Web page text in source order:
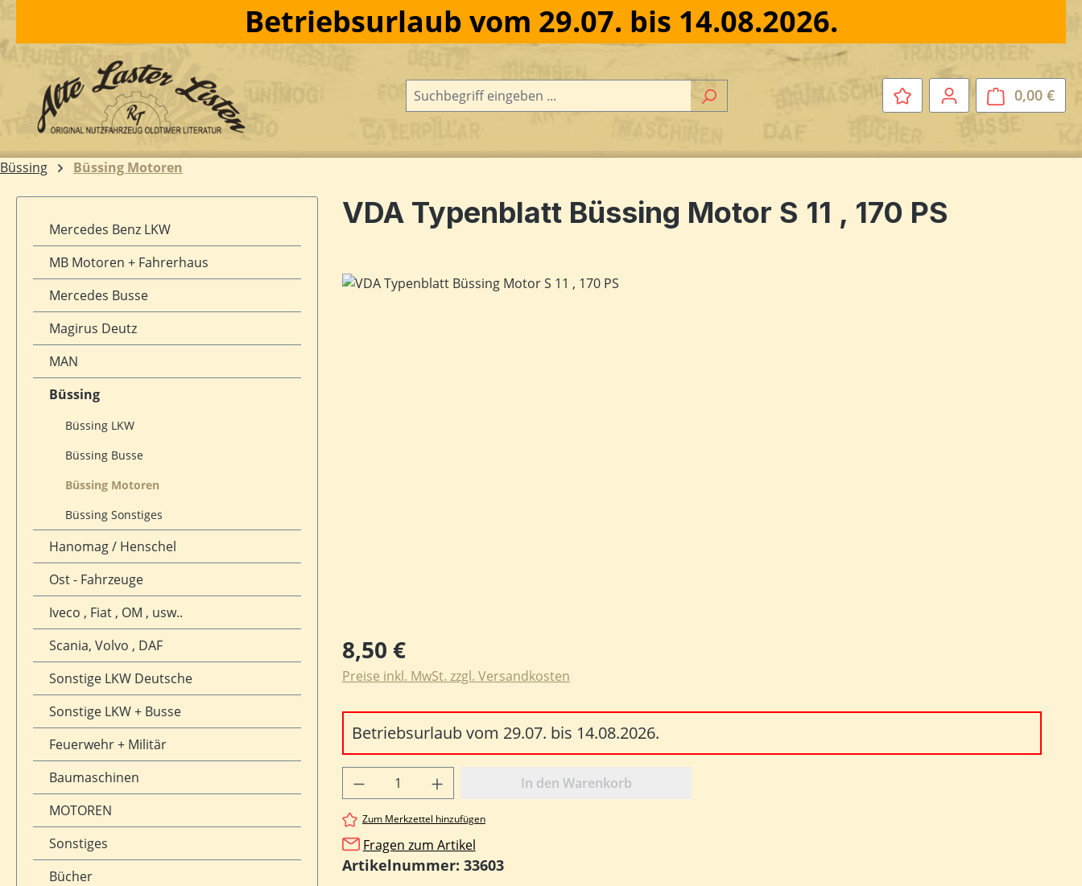
Betriebsurlaub vom 29.07. bis 14.08.2026.
0,00 €
Büssing Büssing Motoren
Mercedes Benz LKW
MB Motoren + Fahrerhaus
Mercedes Busse
Magirus Deutz
MAN
Büssing
Büssing LKW
Büssing Busse
Büssing Motoren
Büssing Sonstiges
Hanomag / Henschel
Ost - Fahrzeuge
Iveco , Fiat , OM , usw..
Scania, Volvo , DAF
Sonstige LKW Deutsche
Sonstige LKW + Busse
Feuerwehr + Militär
Baumaschinen
MOTOREN
Sonstiges
Bücher
VDA Typenblatt Büssing Motor S 11 , 170 PS
Bildergalerie überspringen
Regulärer Preis:
8,50 €
Preise inkl. MwSt. zzgl. Versandkosten
Betriebsurlaub vom 29.07. bis 14.08.2026.
Produkt Anzahl: Gib den gewünschten Wert ein oder benutze die Schaltflächen
In den Warenkorb
Zum Merkzettel hinzufügen
Fragen zum Artikel
Artikelnummer: 33603